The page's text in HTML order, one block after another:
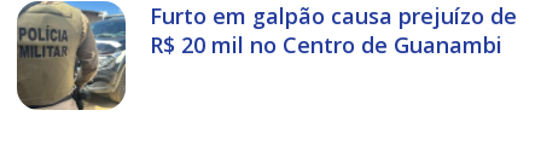
Furto em galpão causa prejuízo de
R$ 20 mil no Centro de Guanambi